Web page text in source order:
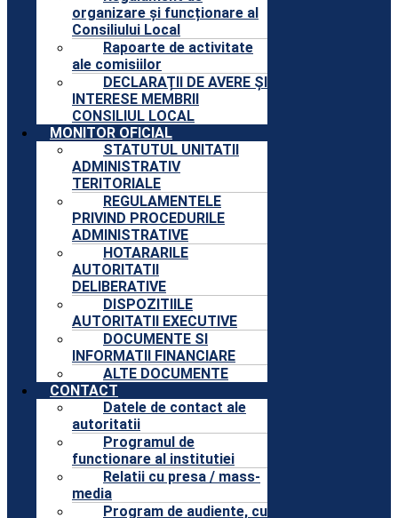
organizare și funcționare al
Consiliului Local
Rapoarte de activitate
ale comisiilor
DECLARAȚII DE AVERE ȘI
INTERESE MEMBRII
CONSILIUL LOCAL
MONITOR OFICIAL
STATUTUL UNITATII
ADMINISTRATIV
TERITORIALE
REGULAMENTELE
PRIVIND PROCEDURILE
ADMINISTRATIVE
HOTARARILE
AUTORITATII
DELIBERATIVE
DISPOZITIILE
AUTORITATII EXECUTIVE
DOCUMENTE SI
INFORMATII FINANCIARE
ALTE DOCUMENTE
CONTACT
Datele de contact ale
autoritatii
Programul de
functionare al institutiei
Relatii cu presa / mass-
media
Program de audiente, cu